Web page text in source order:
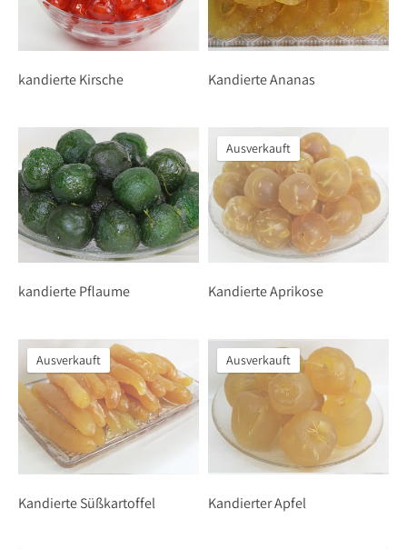
kandierte Kirsche Kandierte Ananas
kandierte Pflaume
Ausverkauft
Kandierte Aprikose
Ausverkauft
Kandierte Süßkartoffel
Ausverkauft
Kandierter Apfel